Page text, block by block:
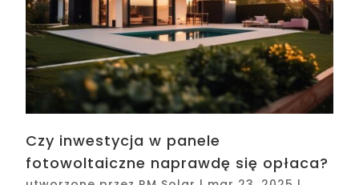
Czy inwestycja w panele
fotowoltaiczne naprawdę się opłaca?